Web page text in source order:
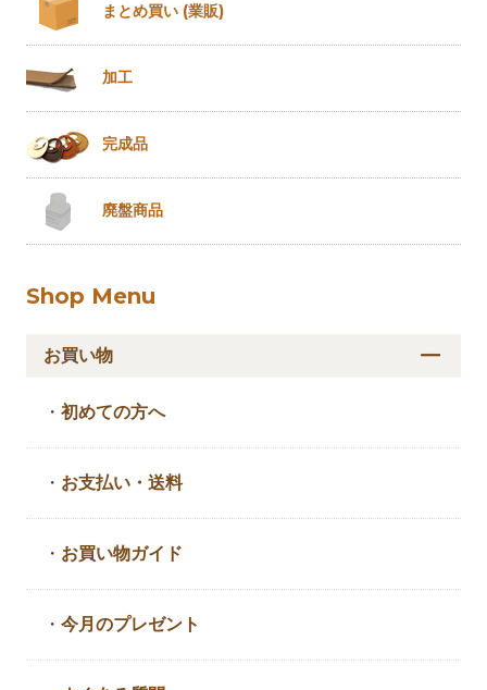
まとめ買い (業販)
加工
完成品
廃盤商品
Shop Menu
お買い物
・初めての方へ
・ お支払い・送料
・ お買い物ガイド
・今月のプレゼント